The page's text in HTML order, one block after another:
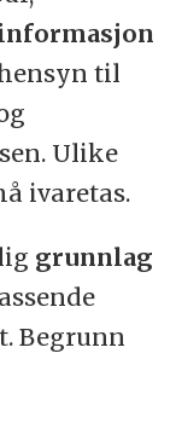
til
Ulike
ivaretas.
grunnlag
Begrunn